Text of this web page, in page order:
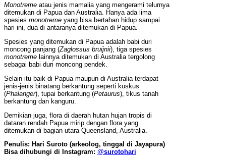
Monotreme atau jenis mamalia yang mengerami telurnya
ditemukan di Papua dan Australia. Hanya ada lima
spesies monotreme yang bisa bertahan hidup sampai
hari ini, dua di antaranya ditemukan di Papua.
Spesies yang ditemukan di Papua adalah babi duri
moncong panjang (Zaglossus bruijnii), tiga spesies
monotreme lainnya ditemukan di Australia tergolong
sebagai babi duri moncong pendek.
Selain itu baik di Papua maupun di Australia terdapat
jenis-jenis binatang berkantung seperti kuskus
(Phalanger), tupai berkantung (Petaurus), tikus tanah
berkantung dan kanguru.
Demikian juga, flora di daerah hutan hujan tropis di
dataran rendah Papua mirip dengan flora yang
ditemukan di bagian utara Queensland, Australia.
Penulis: Hari Suroto (arkeolog, tinggal di Jayapura)
Bisa dihubungi di Instagram: @surotohari